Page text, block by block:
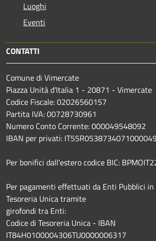
Luoghi
Eventi
CONTATTI
Comune di Vimercate
Piazza Unità d'Italia 1 - 20871 - Vimercate
Codice Fiscale: 02026560157
Partita IVA: 00728730961
Numero Conto Corrente: 000049548092
IBAN per privati:
Per bonifici dall'estero codice BIC:
Per pagamenti effettuati da Enti Pubblici in
Tesoreria Unica tramite
girofondi tra Enti:
Codice di Tesoreria Unica - IBAN
IT84H0100004306TU0000006317